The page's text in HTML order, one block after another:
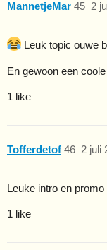
MannetjeMar 2
45
Leuk topic ouwe
En gewoon een
1 like
Tofferdetof 2 juli
46
Leuke intro en
1 like